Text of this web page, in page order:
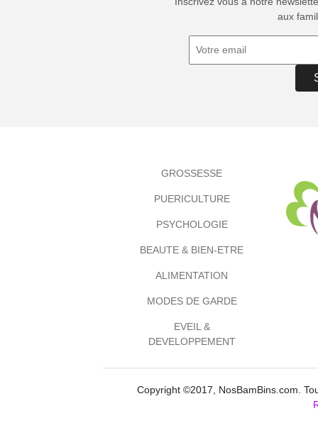
aux
GROSSESSE
PUERICULTURE
PSYCHOLOGIE
BEAUTE & BIEN-ETRE
ALIMENTATION
MODES DE GARDE
EVEIL &
DEVELOPPEMENT
Copyright ©2017, NosBamBins.com.